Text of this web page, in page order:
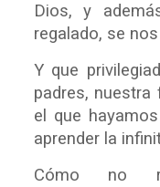
Dios, y
regalado, se
Y que
padres, nuestra
el que
aprender la
Cómo no